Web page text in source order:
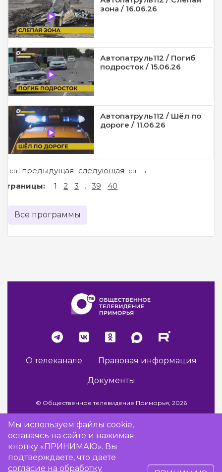
зона / 16.06.26
Автопатруль112 / Погиб
подросток / 15.06.26
Автопатруль112 / Шёл по
дороге / 11.06.26
ctrl предыдущая следующая ctrl →
Страницы: 1 2 3 ... 39 40
Все программы
О телеканале Правовая информация
Документы
© Общественное телевидение Приморья, 2026
Разработка сайта -Vladweb
Мы используем файлы cookie,
оставаясь на сайте и нажимая
кнопку «ПРИНИМАЮ». Вы
подтверждаете, что даете
согласие на обработку